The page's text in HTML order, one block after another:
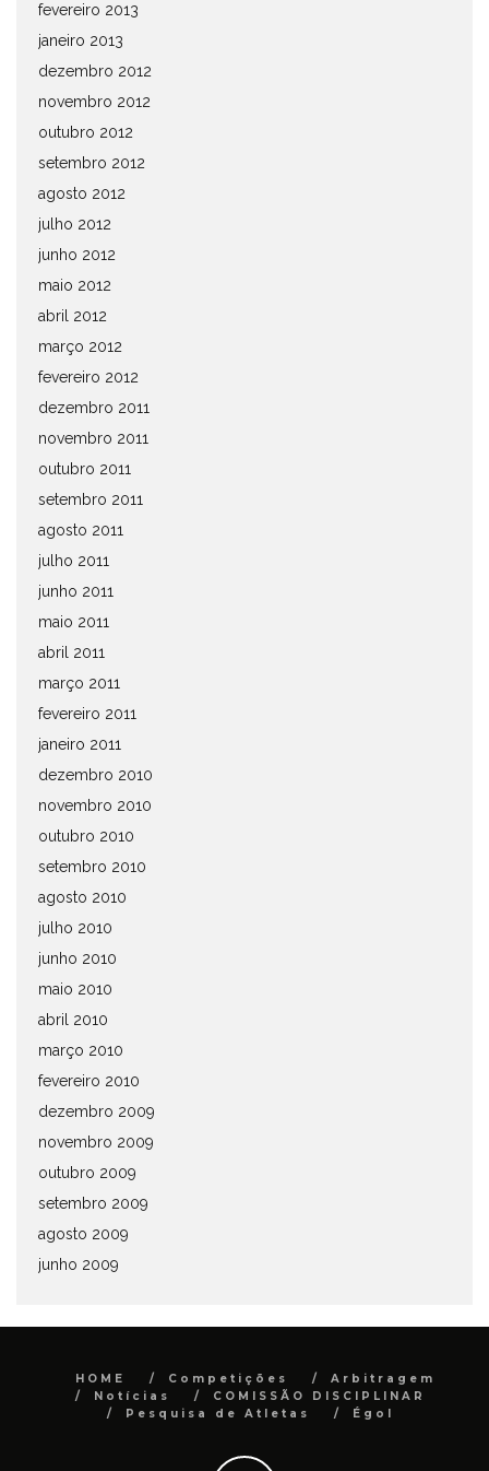
fevereiro 2013
janeiro 2013
dezembro 2012
novembro 2012
outubro 2012
setembro 2012
agosto 2012
julho 2012
junho 2012
maio 2012
abril 2012
março 2012
fevereiro 2012
dezembro 2011
novembro 2011
outubro 2011
setembro 2011
agosto 2011
julho 2011
junho 2011
maio 2011
abril 2011
março 2011
fevereiro 2011
janeiro 2011
dezembro 2010
novembro 2010
outubro 2010
setembro 2010
agosto 2010
julho 2010
junho 2010
maio 2010
abril 2010
março 2010
fevereiro 2010
dezembro 2009
novembro 2009
outubro 2009
setembro 2009
agosto 2009
junho 2009
HOME Competições
Arbitragem
Notícias
COMISSÃO DISCIPLINAR
Pesquisa de Atletas
Égol